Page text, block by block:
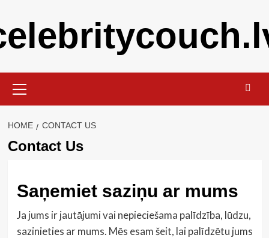
content
Menu
HOME CONTACT US
Contact Us
Saņemiet saziņu ar mums
Ja jums ir jautājumi vai nepieciešama palīdzība, lūdzu,
sazinieties ar mums. Mēs esam šeit, lai palīdzētu jums